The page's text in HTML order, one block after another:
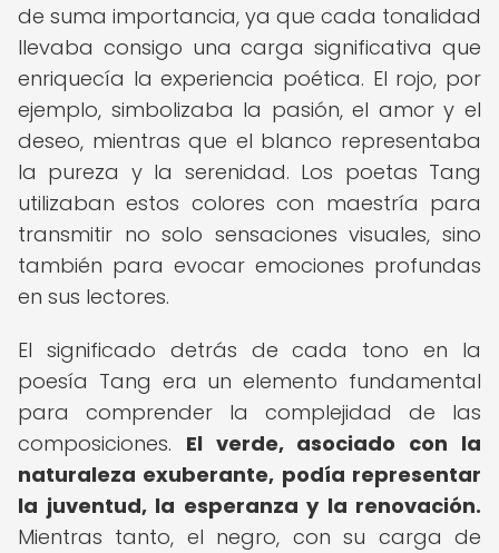
de suma importancia, ya que cada tonalidad
llevaba consigo una carga significativa que
enriquecía la experiencia poética. El rojo, por
ejemplo, simbolizaba la pasión, el amor y el
deseo, mientras que el blanco representaba
la pureza y la serenidad. Los poetas Tang
utilizaban estos colores con maestría para
transmitir no solo sensaciones visuales, sino
también para evocar emociones profundas
en sus lectores.
El significado detrás de cada tono en la
poesía Tang era un elemento fundamental
para comprender la complejidad de las
composiciones. El verde, asociado con la
naturaleza exuberante, podía representar
la juventud, la esperanza y la renovación.
Mientras tanto, el negro, con su carga de